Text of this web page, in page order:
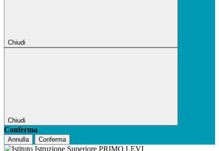
Chiudi
Chiudi
Conferma
Annulla Conferma